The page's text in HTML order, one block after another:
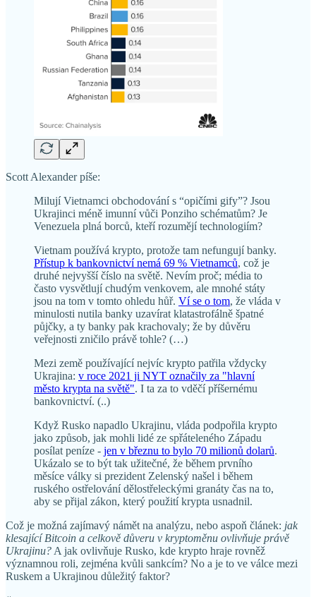
Scott Alexander píše:
Milují Vietnamci obchodování s “opičími gify”? Jsou
Ukrajinci méně imunní vůči Ponziho schématům? Je
Venezuela plná borců, kteří rozumějí technologiím?
Vietnam používá krypto, protože tam nefungují banky.
Přístup k bankovnictví nemá 69 % Vietnamců, což je
druhé nejvyšší číslo na světě. Nevím proč; média to
často vysvětlují chudým venkovem, ale mnohé státy
jsou na tom v tomto ohledu hůř. Ví se o tom, že vláda v
minulosti nutila banky uzavírat klatastrofálně špatné
půjčky, a ty banky pak krachovaly; že by důvěru
veřejnosti zničilo právě tohle? (…)
Mezi země používající nejvíc krypto patřila vždycky
Ukrajina: v roce 2021 ji NYT označily za "hlavní
město krypta na světě". I ta za to vděčí příšernému
bankovnictví. (..)
Když Rusko napadlo Ukrajinu, vláda podpořila krypto
jako způsob, jak mohli lidé ze spřáteleného Západu
posílat peníze - jen v březnu to bylo 70 milionů dolarů.
Ukázalo se to být tak užitečné, že během prvního
měsíce války si prezident Zelenský našel i během
ruského ostřelování dělostřeleckými granáty čas na to,
aby se přijal zákon, který použití krypta usnadnil.
Což je možná zajímavý námět na analýzu, nebo aspoň článek: jak
klesající Bitcoin a celkově důveru v kryptoměnu ovlivňuje právě
Ukrajinu? A jak ovlivňuje Rusko, kde krypto hraje rovněž
významnou roli, zejména kvůli sankcím? No a je to ve válce mezi
Ruskem a Ukrajinou důležitý faktor?